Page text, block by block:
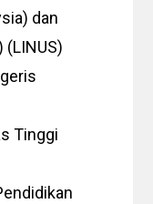
dan
Tinggi